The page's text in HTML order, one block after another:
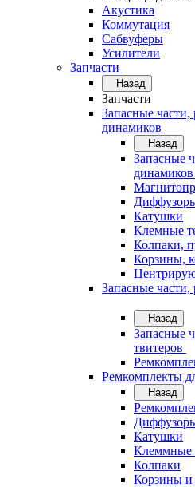
Акустика
Коммутация
Сабвуферы
Усилители
Запчасти
Назад
Запчасти
Запасные
динамиков
Назад
Запасные
динамиков
Катушки
Клемные
Колпаки,
Корзины,
Запасные части,
Назад
Запасные
твитеров
Ремкомплекты
Назад
Катушки
Клеммные
Колпаки
Корзины